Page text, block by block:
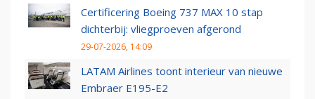
Certificering Boeing 737 MAX 10 stap
dichterbij: vliegproeven afgerond
29-07-2026, 14:09
LATAM Airlines toont interieur van nieuwe
Embraer E195-E2